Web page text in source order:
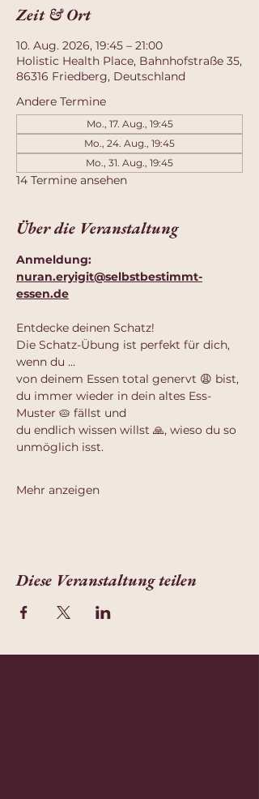
Zeit & Ort
10. Aug. 2026, 19:45 – 21:00
Holistic Health Place, Bahnhofstraße 35,
86316 Friedberg, Deutschland
Andere Termine
Mo., 17. Aug., 19:45
Mo., 24. Aug., 19:45
Mo., 31. Aug., 19:45
14 Termine ansehen
Über die Veranstaltung
Anmeldung:
nuran.eryigit@selbstbestimmt-
essen.de
Entdecke deinen Schatz!
Die Schatz-Übung ist perfekt für dich,
wenn du …
von deinem Essen total genervt 😩 bist,
du immer wieder in dein altes Ess-
Muster 🥧 fällst und
du endlich wissen willst 🙏, wieso du so
unmöglich isst.
Mehr anzeigen
Diese Veranstaltung teilen